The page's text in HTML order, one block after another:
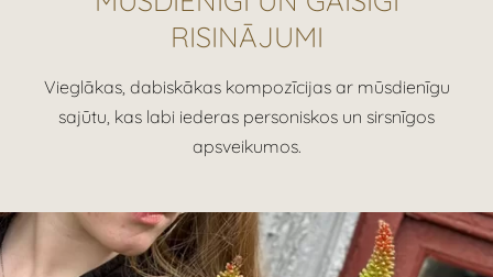
RISINĀJUMI
Vieglākas, dabiskākas kompozīcijas ar mūsdienīgu
sajūtu, kas labi iederas personiskos un sirsnīgos
apsveikumos.